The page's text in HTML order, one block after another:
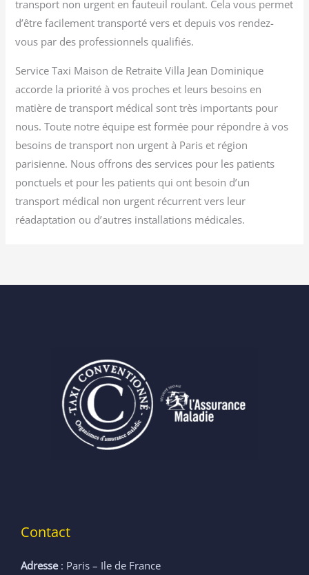
transport non urgent en fauteuil roulant. Cela vous permet
d’être facilement transporté vers et depuis vos rendez-
vous par des professionnels qualifiés.
Service Taxi Maison de Retraite Villa Jean Dominique
accorde la priorité à vos proches et leurs besoins en
matière de transport médical sont très importants pour
nous. Toute notre équipe est formée pour répondre à vos
besoins de transport non urgent à Paris et région
parisienne. Nous offrons des services pour les patients
ponctuels et pour les patients qui ont besoin d’un
transport médical non urgent récurrent vers leur
réadaptation ou d’autres installations médicales.
Contact
Adresse: Paris – Ile de France